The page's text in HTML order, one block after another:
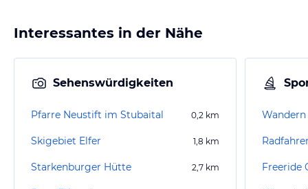
Interessantes in der Nähe
Sehenswürdigkeiten
Pfarre Neustift im Stubaital 0,2 km
Skigebiet Elfer 1,8 km
Starkenburger Hütte 2,7 km Freeride